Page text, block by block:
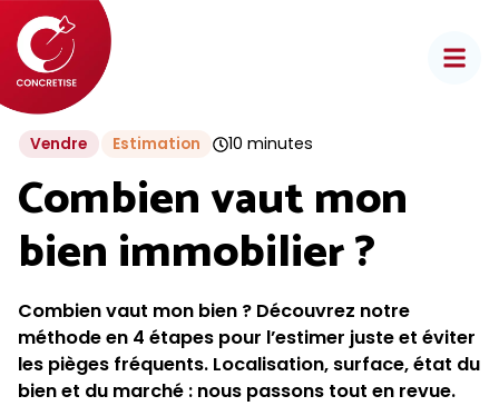
Aller
au
contenu
Vendre Estimation 10 minutes
Combien vaut mon
bien immobilier ?
Combien vaut mon bien ? Découvrez notre
méthode en 4 étapes pour l’estimer juste et éviter
les pièges fréquents. Localisation, surface, état du
bien et du marché : nous passons tout en revue.